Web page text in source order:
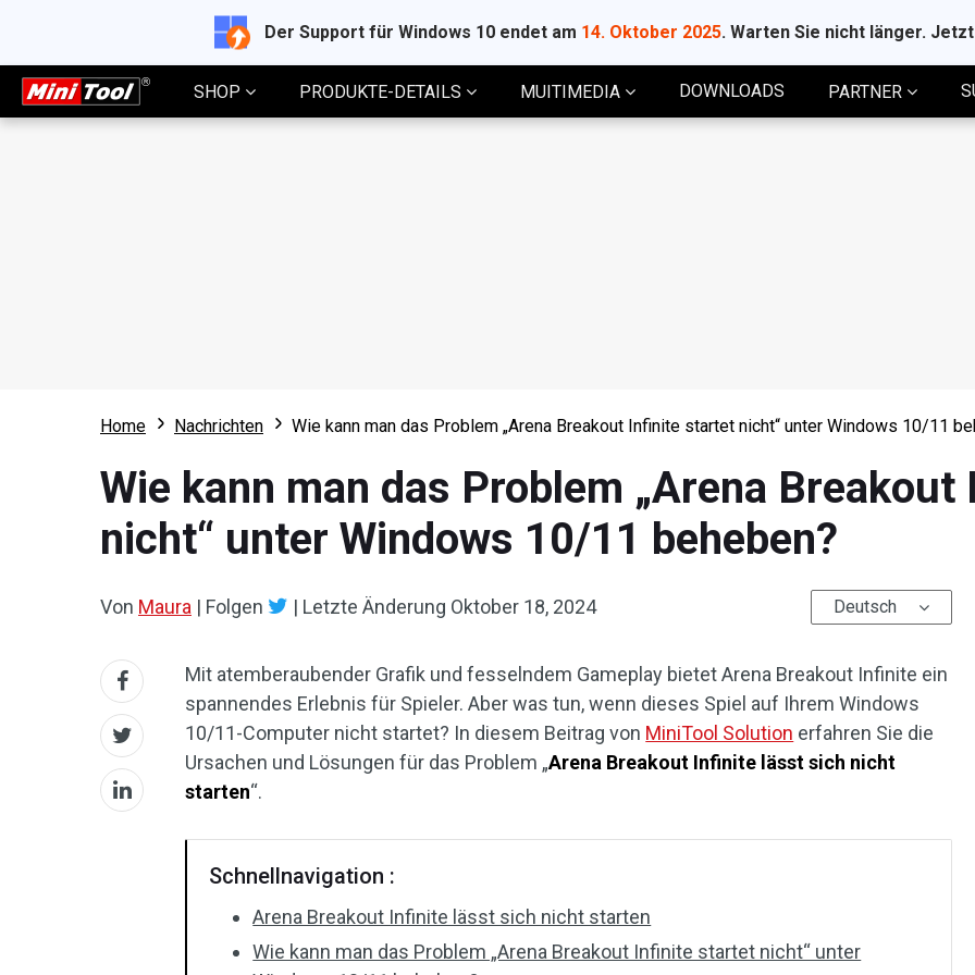
Der Support für Windows 10 endet am 14. Oktober 2025. Warten Sie nicht länger.
SHOP PRODUKTE-DETAILS MUITIMEDIA DOWNLOADS PARTNER
Home Nachrichten Wie kann man das Problem „Arena Breakout Infinite startet nicht“ unter Windows 10/11
Wie kann man das Problem „Arena
nicht“ unter Windows 10/11 beheben?
Von Maura | Folgen | Letzte Änderung Oktober 18, 2024 Deutsch
Mit atemberaubender Grafik und fesselndem Gameplay bietet Arena Breakout Infinite ein
spannendes Erlebnis für Spieler. Aber was tun, wenn dieses Spiel auf Ihrem Windows
10/11-Computer nicht startet? In diesem Beitrag von MiniTool Solution erfahren Sie die
Ursachen und Lösungen für das Problem „Arena Breakout Infinite lässt sich nicht
starten“.
Schnellnavigation :
Arena Breakout Infinite lässt sich nicht starten
Wie kann man das Problem „Arena Breakout Infinite startet nicht“ unter